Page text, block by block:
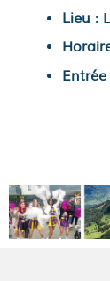
Lieu :
Entrée